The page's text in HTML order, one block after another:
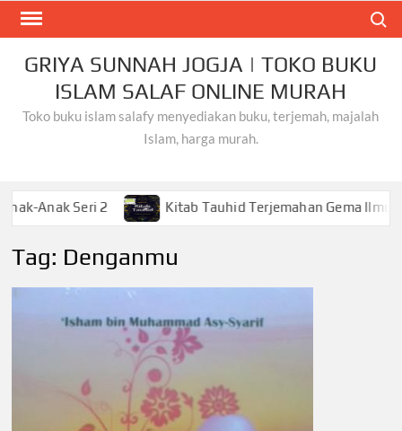
Skip
contentGRIYA SUNNAH JOGJA | TOKO BUKU
ISLAM SALAF ONLINE MURAH
Toko buku islam salafy menyediakan buku, terjemah, majalah
Islam, harga murah.
Seri 2 Kitab Tauhid Terjemahan Gema Ilmu
Tag: Denganmu